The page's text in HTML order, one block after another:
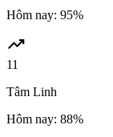
Hôm nay: 95%
trending_up
11
Tâm Linh
Hôm nay: 88%